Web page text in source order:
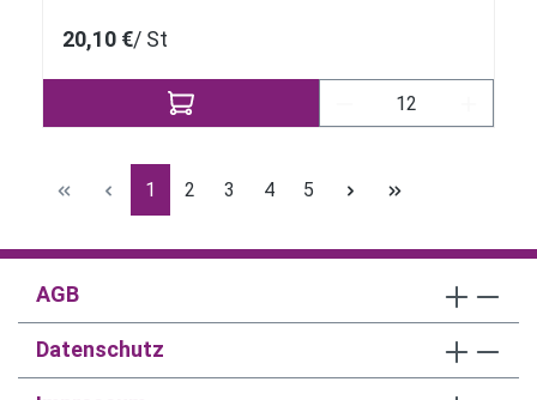
20,10 €/ St
Produkt Anzahl:
Seite
1 Seite
2 Seite
3 Seite
4 Seite
5
AGB
Datenschutz